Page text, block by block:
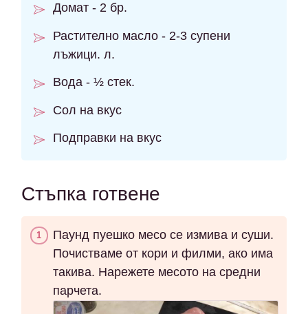
Домат - 2 бр.
Растително масло - 2-3 супени
лъжици. л.
Вода - ½ стек.
Сол на вкус
Подправки на вкус
Стъпка готвене
Паунд пуешко месо се измива и суши.
Почистваме от кори и филми, ако има
такива. Нарежете месото на средни
парчета.